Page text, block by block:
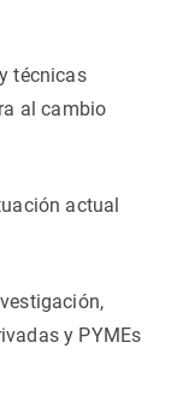
técnicas
al cambio
actual
y PYMEs